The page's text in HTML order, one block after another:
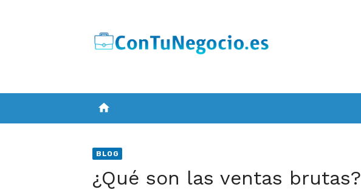
home
BLOG
¿Qué son las ventas brutas?